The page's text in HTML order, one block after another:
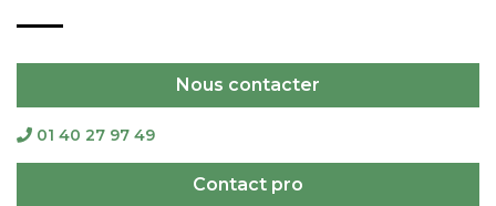
Nous contacter
01 40 27 97 49
Contact pro